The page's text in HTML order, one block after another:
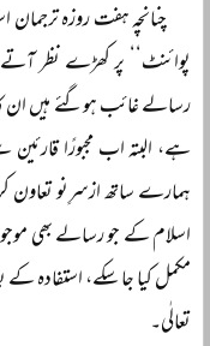
چنانچہ ہفت روزہ
پوائنٹ‘‘ پر کھڑے نظر
رسالے غائب ہوگئے ہیں ان کا
ہے، البتہ اب مجبورًا
ہمارے ساتھ ازسرِنو
اسلام کے جو رسالے بھی موجود
مکمل کیا جا سکے، استفادہ
تعالٰی۔